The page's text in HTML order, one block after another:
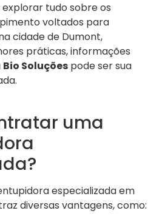
tudo sobre os
voltados para
cidade de Dumont,
práticas, informações
Bio Soluções pode ser sua
uma
especializada em
diversas vantagens, como: